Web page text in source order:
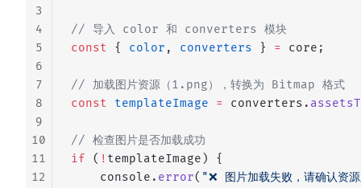
// 导入 color 和 converters 模块
const { color , converters } = core;
// 加载图片资源（1.png），转换为 Bitmap 格式
const templateImage = converters.
// 检查图片是否加载成功
if ( ! templateImage) {
    console.
error( "❌ 图片加载失败，请确认资
3
4
5
6
7
8
9
10
11
12